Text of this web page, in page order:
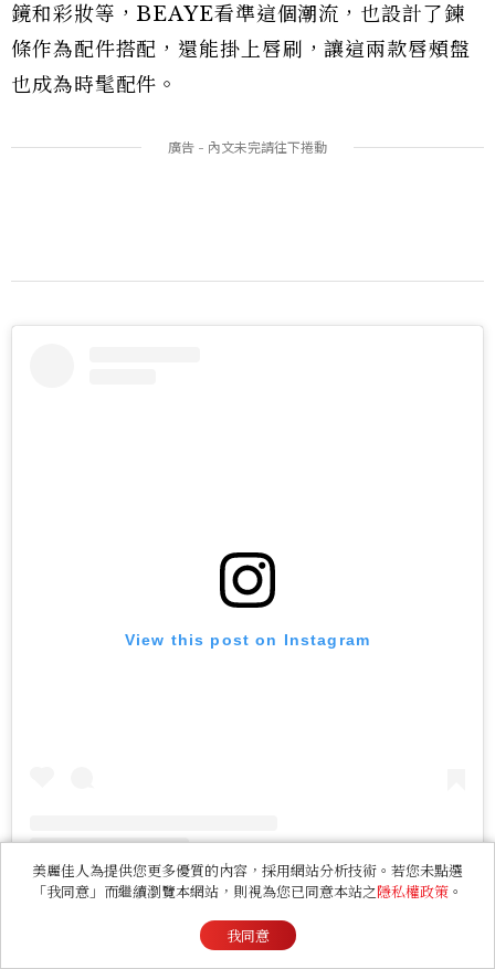
鏡和彩妝等，BEAYE看準這個潮流，也設計了鍊
條作為配件搭配，還能掛上唇刷，讓這兩款唇頰盤
也成為時髦配件。
View this post on Instagram
美麗佳人為提供您更多優質的內容，採用網站分析技術。若您未點選
「我同意」而繼續瀏覽本網站，則視為您已同意本站之隱私權政策 。
我同意